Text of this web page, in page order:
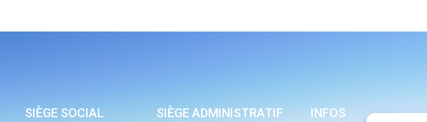
SIÈGE SOCIAL SIÈGE ADMINISTRATIF INFOS